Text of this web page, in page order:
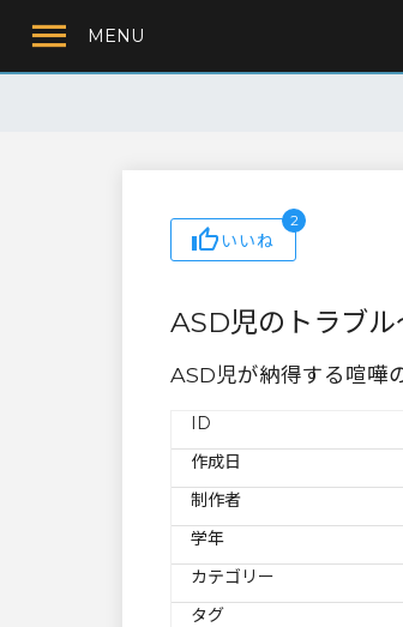
MENU
いいね
2
ASD児のトラブ
ASD児が納得する喧嘩
ID
作成日
制作者
学年
カテゴリー
タグ